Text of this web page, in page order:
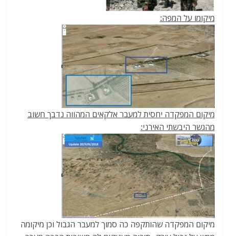
מיקומו על המפה:
מיקום המפקדה יחסית למעבר אלקאים המהווה נדבך חשוב
מהגשר היבשתי האירני:
מיקום המפקדה שהותקפה כה סמוך למעבר הגבול וכן מיקומה